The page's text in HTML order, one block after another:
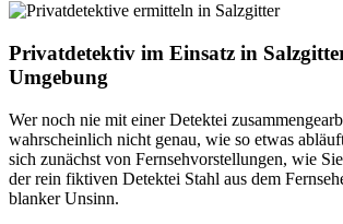
Privatdetektiv im Einsatz in
Umgebung
Wer noch nie mit einer Detektei
wahrscheinlich nicht genau, wie so etwas
sich zunächst von Fernsehvorstellungen, wie
der rein fiktiven Detektei Stahl aus dem
blanker Unsinn.